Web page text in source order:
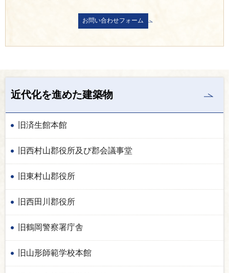
近代化を進めた建築物
旧済生館本館
旧西村山郡役所及び郡会議事堂
旧東村山郡役所
旧西田川郡役所
旧鶴岡警察署庁舎
旧山形師範学校本館